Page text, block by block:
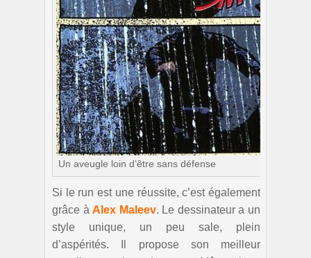
Un aveugle loin d’être sans défense
Si le run est une réussite, c’est également
grâce àAlex Maleev. Le dessinateur a un
style unique, un peu sale, plein
d’aspérités. Il propose son meilleur